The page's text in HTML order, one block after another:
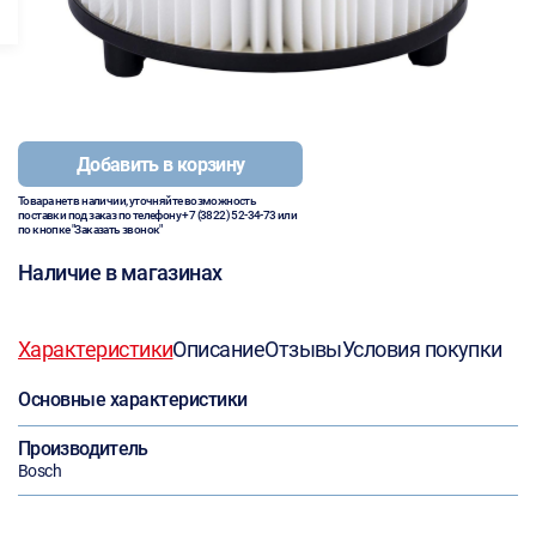
Добавить в корзину
Товара нет в наличии, уточняйте возможность
поставки под заказ по телефону+7 (3822) 52-34-73или
по кнопке "Заказать звонок"
Наличие в магазинах
ХарактеристикиОписаниеОтзывыУсловия покупки
Основные характеристики
Производитель
Bosch